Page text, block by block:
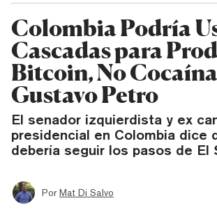
Colombia Podría
Cascadas para
Bitcoin, No
Gustavo Petro
El senador izquierdista y ex
presidencial en Colombia dice
debería seguir los pasos de El
Por Mat Di Salvo